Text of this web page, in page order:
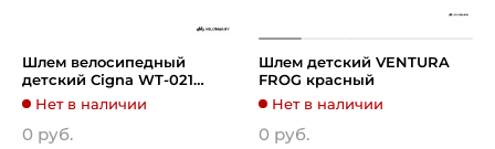
Шлем велосипедный
детский Cigna WT-021
(чёрный/красный)
Нет в наличии
0 руб.
Шлем детский VENTURA
FROG красный
Нет в наличии
0 руб.